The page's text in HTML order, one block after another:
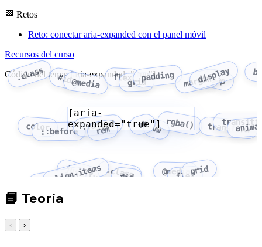
🏁 Retos
Reto: conectar aria-expanded con el panel móvil
Recursos del curso
Código del tema: [aria-expanded="true"]
.class #id@media flexgridpadding margindisplay
gap
color::before ::after
rem vh vw rgba() transform
flex-wrap
align-items
justify-content
.class
#id
@mediaflexgrid
[aria-
expanded="true"]
📘 Teoría
‹ ›